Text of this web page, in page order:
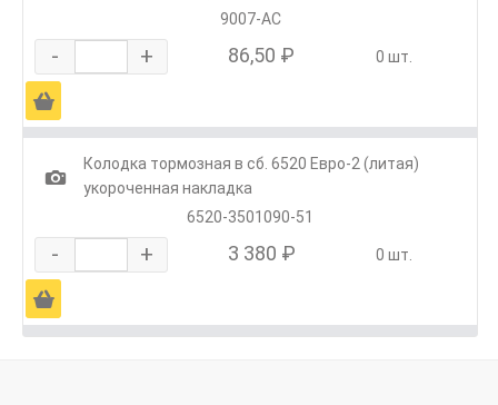
9007-АС
- + 86,50 ₽ 0 шт.
Ä
1
Колодка тормозная в сб. 6520 Евро-2 (литая)
укороченная накладка
6520-3501090-51
- + 3 380 ₽ 0 шт.
Ä